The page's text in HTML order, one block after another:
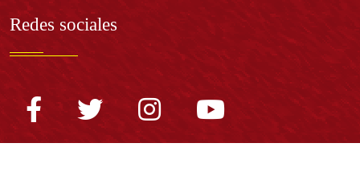
Redes sociales
Normatividad general